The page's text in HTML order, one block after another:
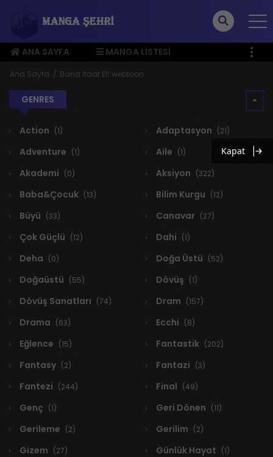
ANA SAYFA
MANGA LISTESI
ÜYE MENÜSÜ
Ana Sayfa Bana İtaat Et! webtoon
GENRES
Action (1) Adaptasyon (21)
Adventure (1) Aile (1)
Akademi (0) Aksiyon (322)
Baba&Çocuk (13) Bilim Kurgu (12)
Büyü (33) Canavar (27)
Çok Güçlü (12) Dahi (1)
Deha (0) Doğa Üstü (52)
Doğaüstü (55) Dövüş (1)
Dövüş Sanatları (74) Dram (157)
Drama (63) Ecchi (8)
Eğlence (15) Fantastik (202)
Fantasy (2) Fantazi (3)
Fantezi (244) Final (49)
Genç (1) Geri Dönen (11)
Gerileme (2) Gerilim (2)
Gizem (27) Günlük Hayat (1)
Kapat